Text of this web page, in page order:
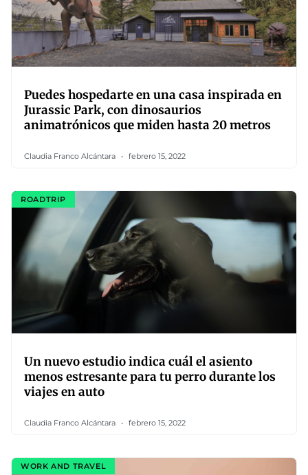
Puedes hospedarte en una casa inspirada en
Jurassic Park, con dinosaurios
animatrónicos que miden hasta 20 metros
Claudia Franco Alcántara febrero 15, 2022
ROADTRIP
Un nuevo estudio indica cuál el asiento
menos estresante para tu perro durante los
viajes en auto
Claudia Franco Alcántara febrero 15, 2022
WORK AND TRAVEL